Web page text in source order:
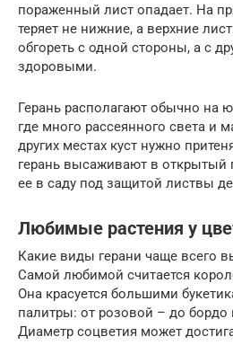
пораженный лист опадает. На
теряет не нижние, а верхние
обгореть с одной стороны, а с
здоровыми.
Герань располагают обычно на
где много рассеянного света и
других местах куст нужно
герань высаживают в открытый
ее в саду под защитой листвы
Любимые растения у
Какие виды герани чаще всего
Самой любимой считается
Она красуется большими
палитры: от розовой – до
Диаметр соцветия может